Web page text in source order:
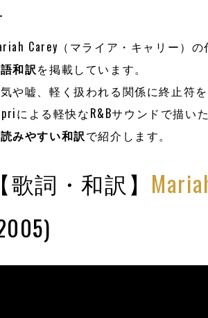
Carey（マライア・キャリー）の
和訳を掲載しています。
や嘘、軽く扱われる関係に終止符を
による軽快なR&Bサウンドで描い
みやすい和訳で紹介します。
【歌詞・和訳】